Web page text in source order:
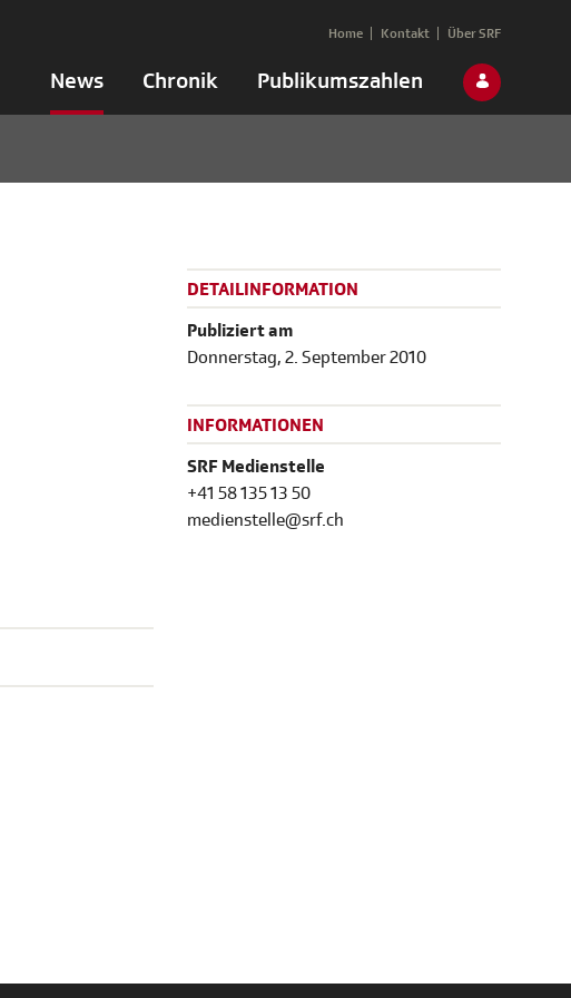
News Chronik Publikumszahlen
Home Kontakt Über SRF
DETAILINFORMATION
Publiziert am
Donnerstag, 2. September 2010
INFORMATIONEN
SRF Medienstelle
+41 58 135 13 50
medienstelle@srf.ch